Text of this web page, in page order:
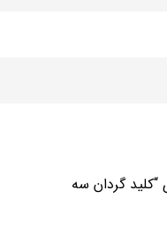
“کلید گردان سه